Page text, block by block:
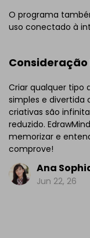
O programa
uso conectado à
Consideração
Criar qualquer
simples e divertida
criativas são
reduzido.
memorizar e
comprove!
Ana
Jun 22, 26